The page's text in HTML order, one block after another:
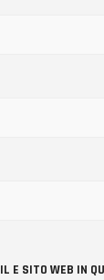
E SITO WEB IN